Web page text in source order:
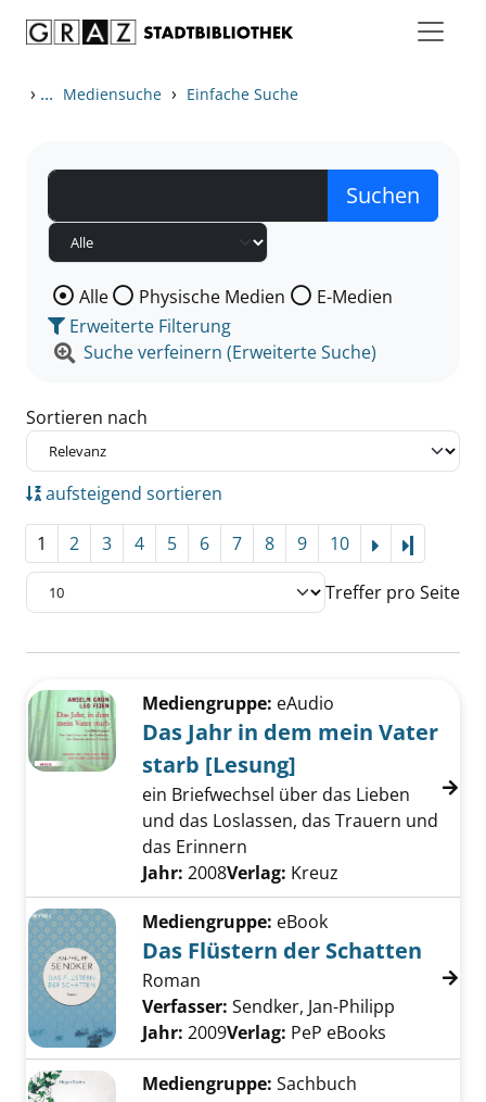
› ... Mediensuche › Einfache Suche
Wählen Sie die Medienart nach der Sie suchen wollen.
Alle Physische Medien
E-Medien
Erweiterte Filterung
Suche verfeinern (Erweiterte Suche)
Sortieren nach
aufsteigend sortieren
1 2 3 4 5 6 7 8 9 10
Treffer pro Seite
Zu den Suchfiltern springen
Mediengruppe: eAudio
Das Jahr in dem mein Vater
starb [Lesung]
ein Briefwechsel über das Lieben
und das Loslassen, das Trauern und
das Erinnern
Suche nach diesem Verfasser
Jahr: 2008Verlag: Kreuz
Mediengruppe: eBook
Das Flüstern der Schatten
Roman
Verfasser: Sendker, Jan-Philipp
Jahr: 2009Verlag: PeP eBooks
Mediengruppe: Sachbuch